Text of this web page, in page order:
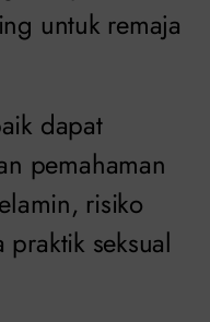
untuk remaja
dapat
pemahaman
risiko
seksual